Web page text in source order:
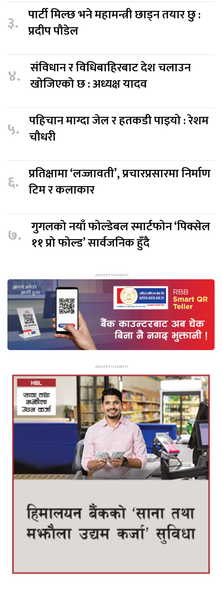
३. पार्टी मिल्छ भने महामन्त्री छाड्न तयार छु :
प्रदीप पौडेल
४. संविधान र विधिबाहिरबाट देश चलाउन
खोजिएको छ : अध्यक्ष यादव
५. पहिचान माग्दा जेल र हतकडी पाइयो : रेशम
चौधरी
६. प्रतिक्षामा ‘लज्जावती’, प्रचारप्रसारमा निर्माण
टिम र कलाकार
७. गुगलको नयाँ फोल्डेबल स्मार्टफोन ‘पिक्सेल
११ प्रो फोल्ड’ सार्वजनिक हुँदै